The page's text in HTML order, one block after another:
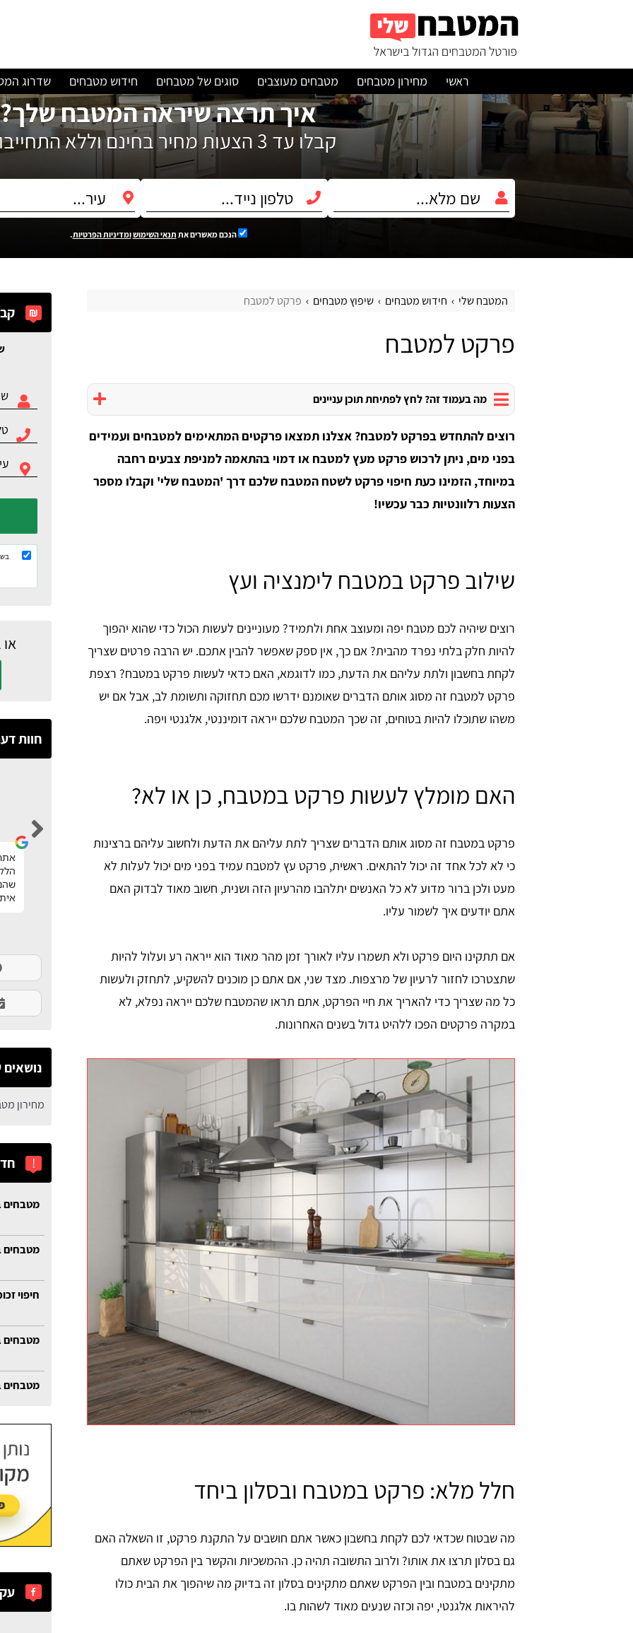
ראשי מחירון מטבחים מטבחים מעוצבים סוגים של מטבחים חידוש מטבחים שדרוג
איך תרצה שיראה המטבח שלך?
קבלו עד 3 הצעות מחיר בחינם וללא התחייבות!
הנכם מאשרים את תנאי השימושומדיניות הפרטיות.
המטבח שלי חידוש מטבחים שיפוץ מטבחים פרקט למטבח
פרקט למטבח
מה בעמוד זה? לחץ לפתיחת תוכן עניינים
רוצים להתחדש בפרקט למטבח? אצלנו תמצאו פרקטים המתאימים למטבחים ועמידים
בפני מים, ניתן לרכוש פרקט מעץ למטבח או דמוי בהתאמה למניפת צבעים רחבה
במיוחד, הזמינו כעת חיפוי פרקט לשטח המטבח שלכם דרך 'המטבח שלי' וקבלו מספר
הצעות רלוונטיות כבר עכשיו!
שילוב פרקט במטבח לימנציה ועץ
רוצים שיהיה לכם מטבח יפה ומעוצב אחת ולתמיד? מעוניינים לעשות הכול כדי שהוא יהפוך
להיות חלק בלתי נפרד מהבית? אם כך, אין ספק שאפשר להבין אתכם. יש הרבה פרטים שצריך
לקחת בחשבון ולתת עליהם את הדעת, כמו לדוגמא, האם כדאי לעשות פרקט במטבח? רצפת
פרקט למטבח זה מסוג אותם הדברים שאומנם ידרשו מכם תחזוקה ותשומת לב, אבל אם יש
משהו שתוכלו להיות בטוחים, זה שכך המטבח שלכם ייראה דומיננטי, אלגנטי ויפה.
האם מומלץ לעשות פרקט במטבח, כן או לא?
פרקט במטבח זה מסוג אותם הדברים שצריך לתת עליהם את הדעת ולחשוב עליהם ברצינות
כי לא לכל אחד זה יכול להתאים. ראשית, פרקט עץ למטבח עמיד בפני מים יכול לעלות לא
מעט ולכן ברור מדוע לא כל האנשים יתלהבו מהרעיון הזה ושנית, חשוב מאוד לבדוק האם
אתם יודעים איך לשמור עליו.
אם תתקינו היום פרקט ולא תשמרו עליו לאורך זמן מהר מאוד הוא ייראה רע ועלול להיות
שתצטרכו לחזור לרעיון של מרצפות. מצד שני, אם אתם כן מוכנים להשקיע, לתחזק ולעשות
כל מה שצריך כדי להאריך את חיי הפרקט, אתם תראו שהמטבח שלכם ייראה נפלא, לא
במקרה פרקטים הפכו ללהיט גדול בשנים האחרונות.
חלל מלא: פרקט במטבח ובסלון ביחד
מה שבטוח שכדאי לכם לקחת בחשבון כאשר אתם חושבים על התקנת פרקט, זו השאלה האם
גם בסלון תרצו את אותו? ולרוב התשובה תהיה כן. ההמשכיות והקשר בין הפרקט שאתם
מתקינים במטבח ובין הפרקט שאתם מתקינים בסלון זה בדיוק מה שיהפוך את הבית כולו
להיראות אלגנטי, יפה וכזה שנעים מאוד לשהות בו.
חוות
Hila Nakash
הפניות לנגרים מקסימים וסגרתי נגר מעולה
שעשה עבורינו חידוש גם למטבח וגם לחדר
רחצה ברמה מהממת ומחיר מעולה.
כרמית מזרחי
אפשרות בכל הקשור למטבחים. אהבתי שיש
מחירים, זה מאפשר להתכנס לתוך תקציב
מסויים ולהבין סדרי גודל
נושאים
מחירון
!
מטבחים
מטבחים
חיפוי
מטבחים
מטבחים